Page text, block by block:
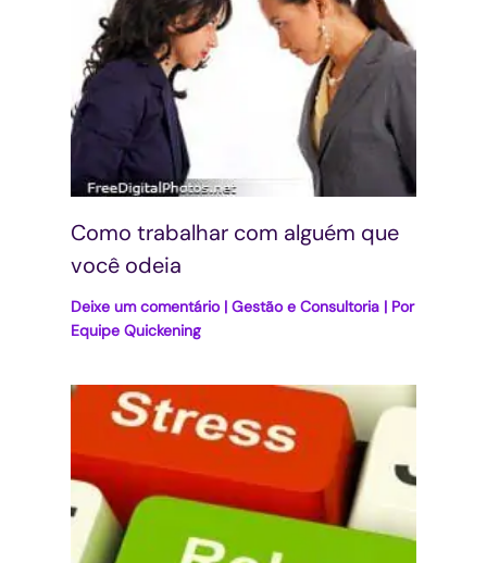
Como trabalhar com alguém que
você odeia
Deixe um comentário | Gestão e Consultoria | Por
Equipe Quickening